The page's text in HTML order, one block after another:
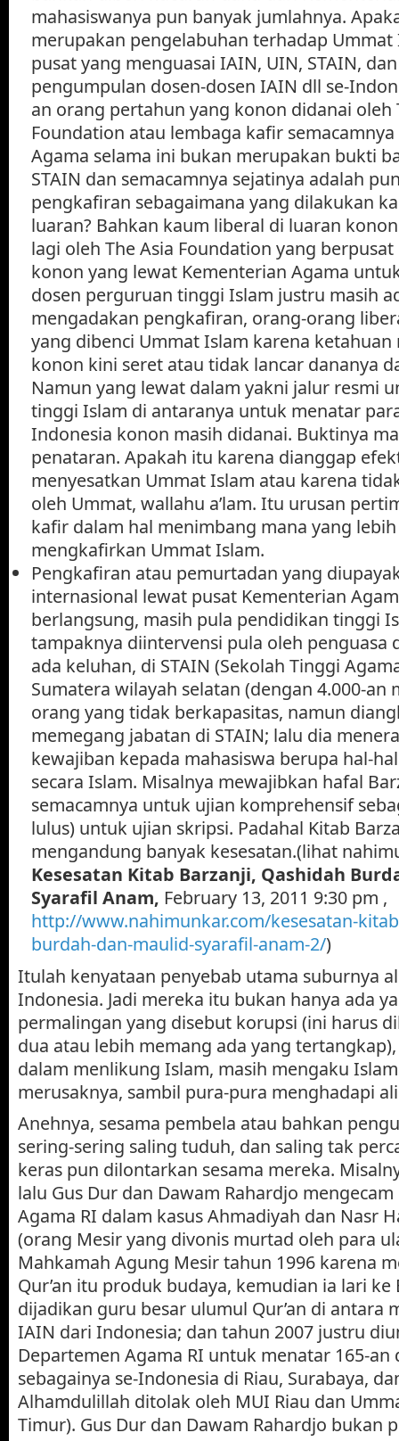
mahasiswanya pun banyak jumlahnya.
merupakan pengelabuhan terhadap
pusat yang menguasai IAIN, UIN, STAIN,
pengumpulan dosen-dosen IAIN dll se-
an orang pertahun yang konon didanai oleh
Foundation atau lembaga kafir
Agama selama ini bukan merupakan bukti
STAIN dan semacamnya sejatinya adalah
pengkafiran sebagaimana yang dilakukan
luaran? Bahkan kaum liberal di luaran
lagi oleh The Asia Foundation yang
konon yang lewat Kementerian Agama
dosen perguruan tinggi Islam justru masih
mengadakan pengkafiran, orang-orang
yang dibenci Ummat Islam karena ketahuan
konon kini seret atau tidak lancar dananya
Namun yang lewat dalam yakni jalur resmi
tinggi Islam di antaranya untuk menatar
Indonesia konon masih didanai. Buktinya
penataran. Apakah itu karena dianggap
menyesatkan Ummat Islam atau karena
oleh Ummat, wallahu a’lam. Itu urusan
kafir dalam hal menimbang mana yang
mengkafirkan Ummat Islam.
Pengkafiran atau pemurtadan yang
internasional lewat pusat Kementerian
berlangsung, masih pula pendidikan tinggi
tampaknya diintervensi pula oleh penguasa
ada keluhan, di STAIN (Sekolah Tinggi
Sumatera wilayah selatan (dengan 4.000-an
orang yang tidak berkapasitas, namun
memegang jabatan di STAIN; lalu dia
kewajiban kepada mahasiswa berupa hal-
secara Islam. Misalnya mewajibkan hafal
semacamnya untuk ujian komprehensif
lulus) untuk ujian skripsi. Padahal Kitab
mengandung banyak kesesatan.(lihat
Kesesatan Kitab Barzanji, Qashidah
Syarafil Anam, February 13, 2011 9:30 pm ,
http://www.nahimunkar.com/kesesatan-
burdah-dan-maulid-syarafil-anam-2/)
Itulah kenyataan penyebab utama suburnya
Indonesia. Jadi mereka itu bukan hanya ada
permalingan yang disebut korupsi (ini harus
dua atau lebih memang ada yang
dalam menlikung Islam, masih mengaku
merusaknya, sambil pura-pura menghadapi
Anehnya, sesama pembela atau bahkan
sering-sering saling tuduh, dan saling tak
keras pun dilontarkan sesama mereka.
lalu Gus Dur dan Dawam Rahardjo
Agama RI dalam kasus Ahmadiyah dan Nasr
(orang Mesir yang divonis murtad oleh para
Mahkamah Agung Mesir tahun 1996 karena
Qur’an itu produk budaya, kemudian ia lari
dijadikan guru besar ulumul Qur’an di antara
IAIN dari Indonesia; dan tahun 2007 justru
Departemen Agama RI untuk menatar 165-an
sebagainya se-Indonesia di Riau, Surabaya,
Alhamdulillah ditolak oleh MUI Riau dan
Timur). Gus Dur dan Dawam Rahardjo bukan